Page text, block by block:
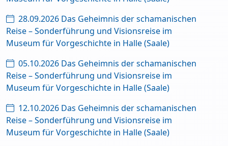
28.09.2026 Das Geheimnis der schamanischen
Reise – Sonderführung und Visionsreise im
Museum für Vorgeschichte in Halle (Saale)
05.10.2026 Das Geheimnis der schamanischen
Reise – Sonderführung und Visionsreise im
Museum für Vorgeschichte in Halle (Saale)
12.10.2026 Das Geheimnis der schamanischen
Reise – Sonderführung und Visionsreise im
Museum für Vorgeschichte in Halle (Saale)